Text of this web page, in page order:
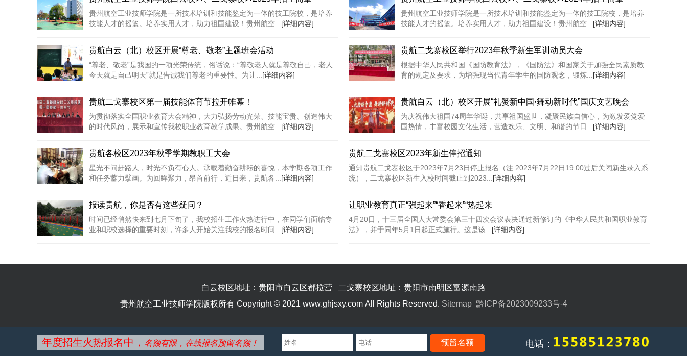
贵州航空工业技师学院是一所技术培训和技能鉴定为一体的技工院校，是培养
技能人才的摇篮。培养实用人才，助力祖国建设！贵州航空... [详细内容]
贵州航空工业技师学院是一所技术培训和技能鉴定为一体的技工院校，是培养
技能人才的摇篮。培养实用人才，助力祖国建设！贵州航空... [详细内容]
贵航白云（北）校区开展“尊老、敬老”主题班会活动
“尊老、敬老”是我国的一项光荣传统，俗话说：“尊敬老人就是尊敬自己，老人
今天就是自己明天”就是告诫我们尊老的重要性。为让... [详细内容]
贵航二戈寨校区举行2023年秋季新生军训动员大会
根据中华人民共和国《国防教育法》，《国防法》和国家关于加强全民素质教
育的规定及要求，为增强现当代青年学生的国防观念，锻炼... [详细内容]
贵航二戈寨校区第一届技能体育节拉开帷幕！
为贯彻落实全国职业教育大会精神，大力弘扬劳动光荣、技能宝贵、创造伟大
的时代风尚，展示和宣传我校职业教育教学成果。贵州航空... [详细内容]
贵航白云（北）校区开展“礼赞新中国·舞动新时代”国庆文艺晚会
为庆祝伟大祖国74周年华诞，共享祖国盛世，凝聚民族自信心，为激发爱党爱
国热情，丰富校园文化生活，营造欢乐、文明、和谐的节日... [详细内容]
贵航各校区2023年秋季学期教职工大会
星光不问赶路人，时光不负有心人。承载着勤奋耕耘的喜悦，本学期各项工作
和任务蓄力擘画。为回眸聚力，昂首前行，近日来，贵航各... [详细内容]
贵航二戈寨校区2023年新生停招通知
通知贵航二戈寨校区于2023年7月23日停止报名（注:2023年7月22日19:00过后关闭新生录入系
统），二戈寨校区新生入校时间截止到2023... [详细内容]
报读贵航，你是否有这些疑问？
时间已经悄然快来到七月下旬了，我校招生工作火热进行中，在同学们面临专
业和职校选择的重要时刻，许多人开始关注我校的报名时间... [详细内容]
让职业教育真正“强起来”“香起来”“热起来
4月20日，十三届全国人大常委会第三十四次会议表决通过新修订的《中华人民共和国职业教育
法》，并于同年5月1日起正式施行。这是该... [详细内容]
白云校区地址：贵阳市白云区都拉营 二戈寨校区地址：贵阳市南明区富源南路
贵州航空工业技师学院版权所有 Copyright © 2021 www.ghjsxy.com All Rights Reserved. Sitemap 黔ICP备2023009233号-4
年度招生火热报名中， 名额有限，在线报名预留名额！ 预留名额 电话：